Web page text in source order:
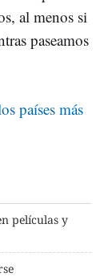
al menos si
paseamos
países más
películas y